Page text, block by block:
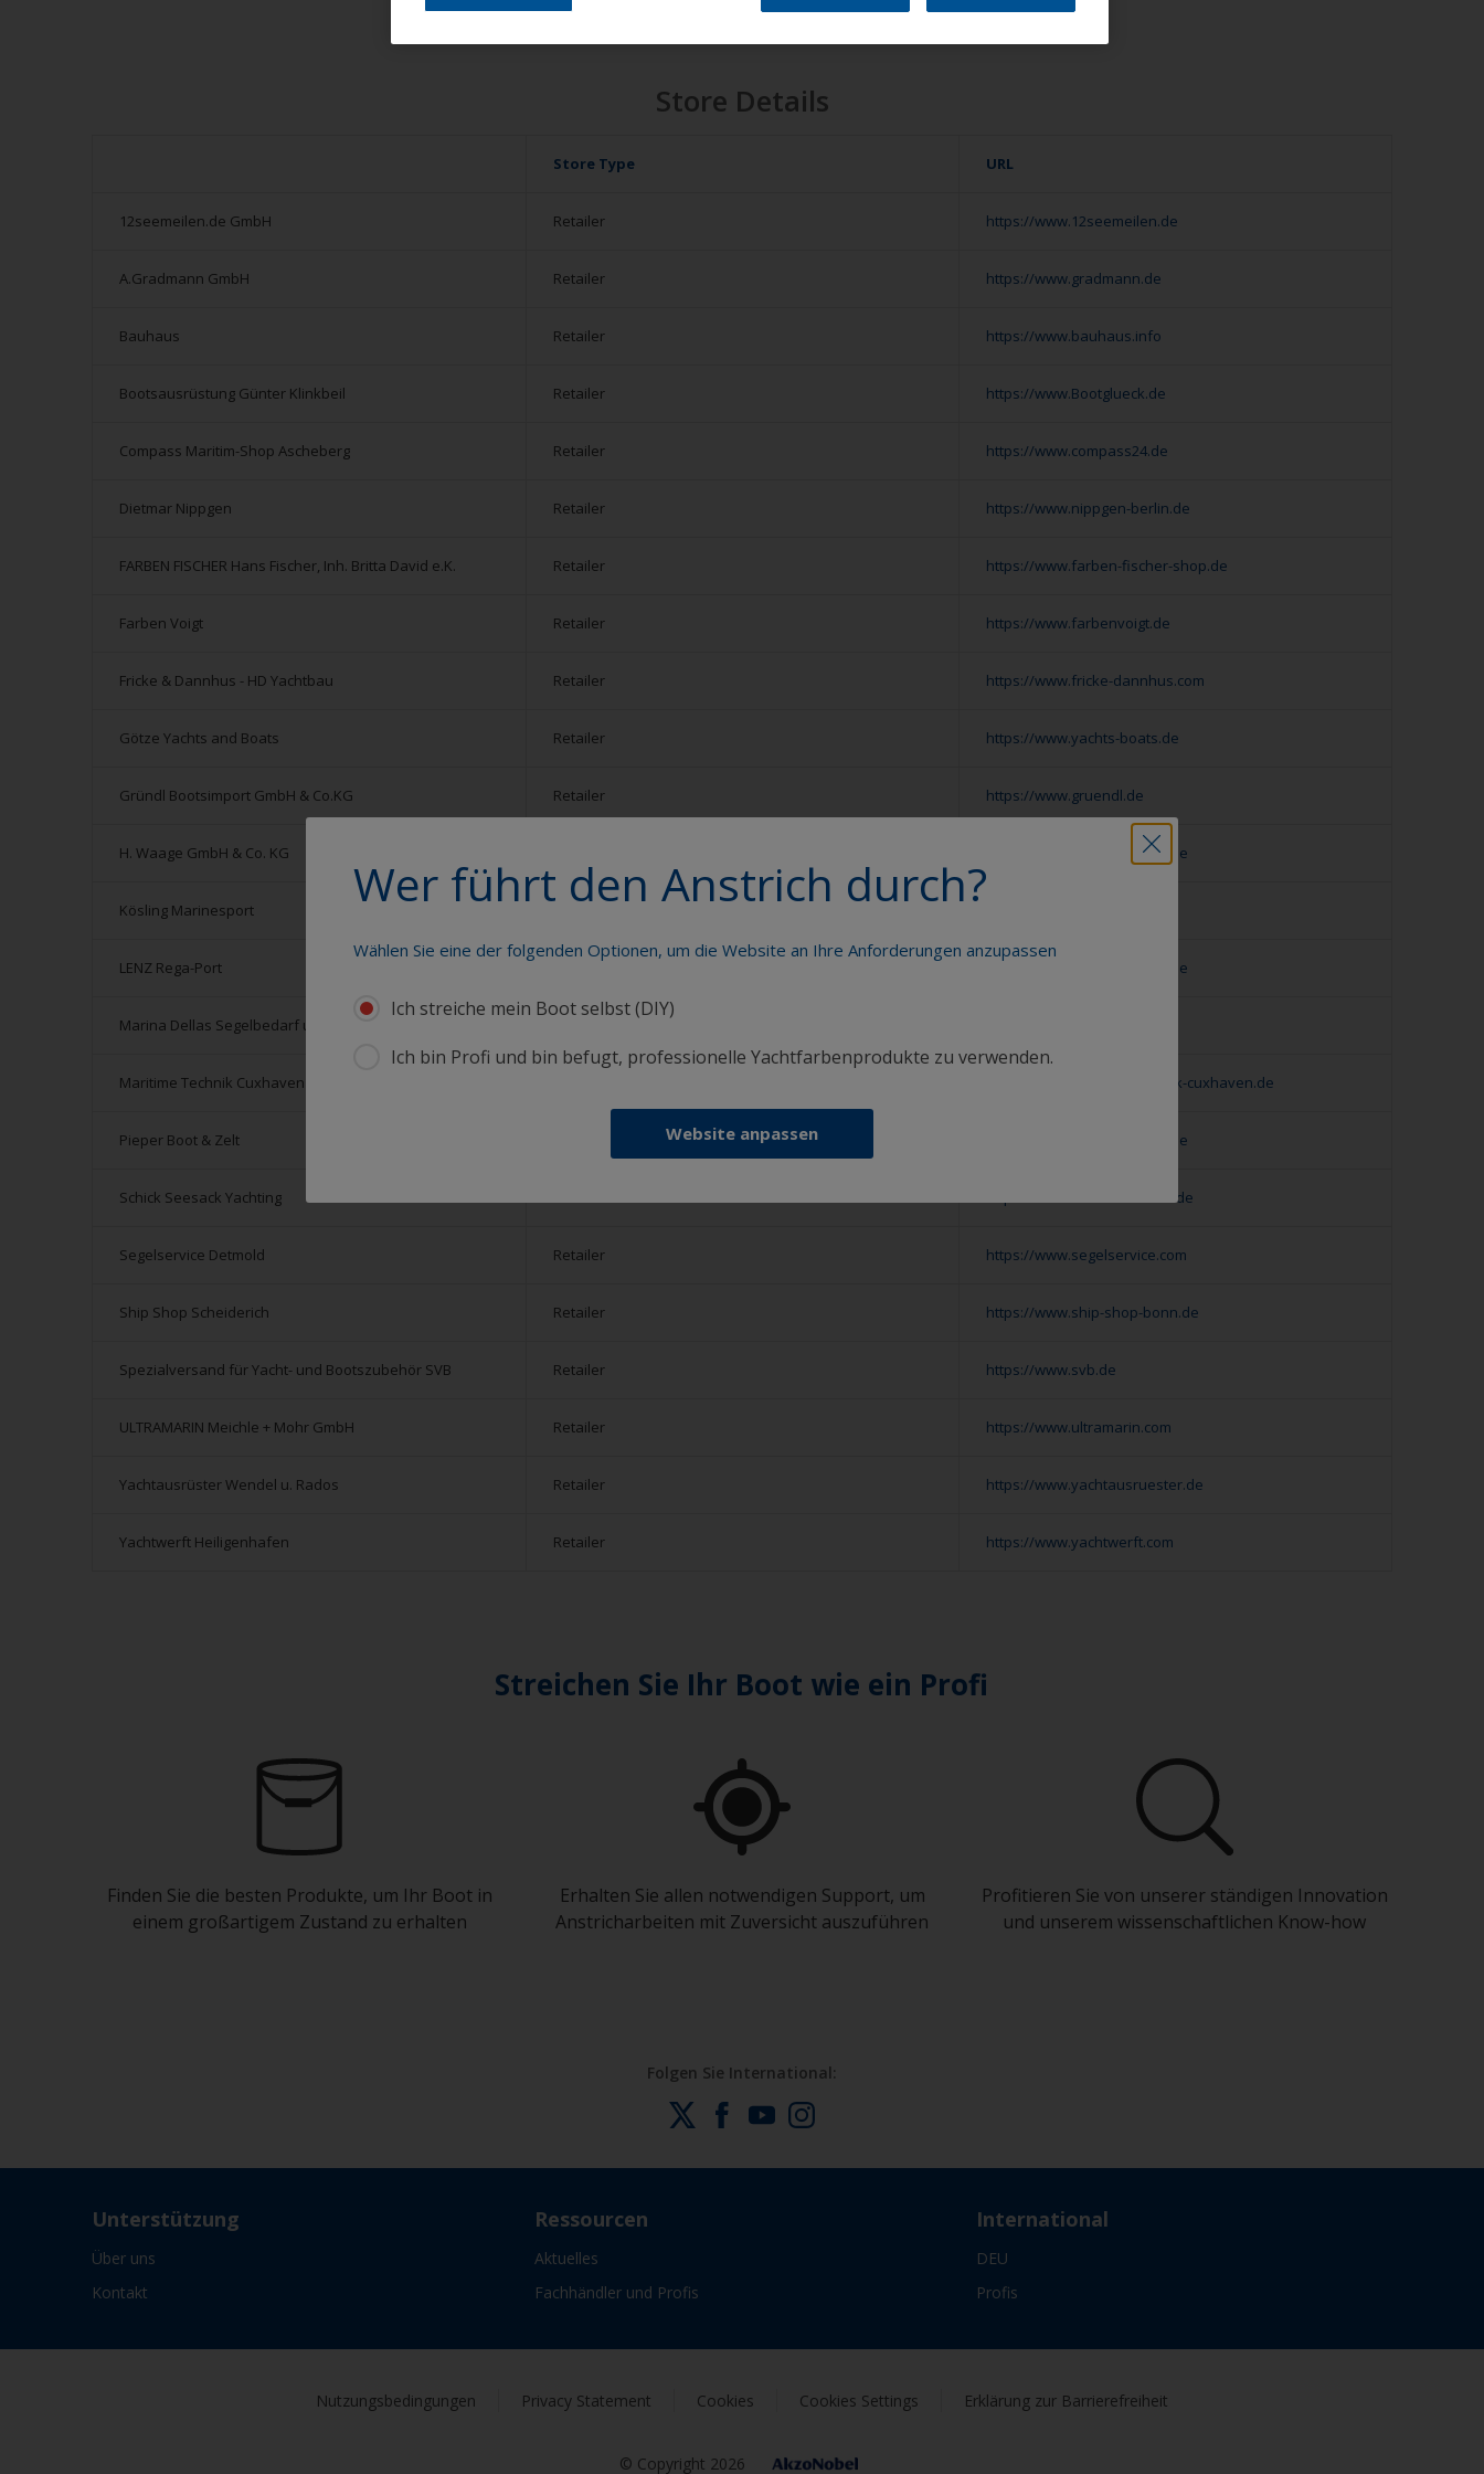
Store Details
Store Type URL
12seemeilen.de GmbH Retailer https://www.12seemeilen.de
A.Gradmann GmbH Retailer https://www.gradmann.de
Bauhaus Retailer https://www.bauhaus.info
Bootsausrüstung Günter Klinkbeil Retailer https://www.Bootglueck.de
Compass Maritim-Shop Ascheberg Retailer https://www.compass24.de
Dietmar Nippgen Retailer https://www.nippgen-berlin.de
FARBEN FISCHER Hans Fischer, Inh. Britta David e.K. Retailer https://www.farben-fischer-shop.de
Farben Voigt Retailer https://www.farbenvoigt.de
Fricke & Dannhus - HD Yachtbau Retailer https://www.fricke-dannhus.com
Götze Yachts and Boats Retailer https://www.yachts-boats.de
Gründl Bootsimport GmbH & Co.KG Retailer https://www.gruendl.de
H. Waage GmbH & Co. KG https://www.waage-farben.de
Kösling Marinesport
LENZ Rega-Port Retailer https://www.lenz-rega-port.de
Marina Dellas Segelbedarf und Bootszubehör
Maritime Technik Cuxhaven GmbH https://www.maritime-technik-cuxhaven.de
Pieper Boot & Zelt https://www.pieper-freizeit.de
Schick Seesack Yachting https://www.schick-seesack.de
Segelservice Detmold Retailer https://www.segelservice.com
Ship Shop Scheiderich Retailer https://www.ship-shop-bonn.de
Spezialversand für Yacht- und Bootszubehör SVB Retailer https://www.svb.de
ULTRAMARIN Meichle + Mohr GmbH Retailer https://www.ultramarin.com
Yachtausrüster Wendel u. Rados Retailer https://www.yachtausruester.de
Yachtwerft Heiligenhafen Retailer https://www.yachtwerft.com
Wer führt den Anstrich durch?
Wählen Sie eine der folgenden Optionen, um die Website an Ihre Anforderungen anzupassen
Ich streiche mein Boot selbst (DIY)
Ich bin Profi und bin befugt, professionelle Yachtfarbenprodukte zu verwenden.
Website anpassen
Streichen Sie Ihr Boot wie ein Profi
Finden Sie die besten Produkte, um Ihr Boot in
einem großartigem Zustand zu erhalten
Erhalten Sie allen notwendigen Support, um
Anstricharbeiten mit Zuversicht auszuführen
Profitieren Sie von unserer ständigen Innovation
und unserem wissenschaftlichen Know-how
Folgen Sie International:
Unterstützung
Über uns
Kontakt
Ressourcen
Aktuelles
Fachhändler und Profis
International
DEU
Profis
Nutzungsbedingungen Privacy Statement Cookies Cookies Settings Erklärung zur Barrierefreiheit
© Copyright 2026